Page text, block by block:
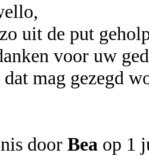
uit de put
voor uw
dat mag gezegd
door Bea op 1